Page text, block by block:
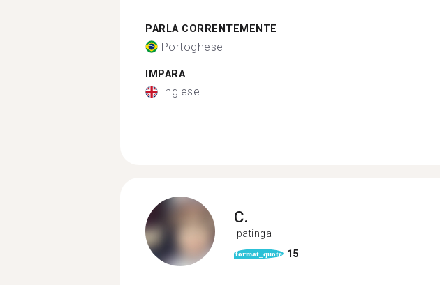
PARLA CORRENTEMENTE
Portoghese
IMPARA
Inglese
C.
Ipatinga
format_quote 15